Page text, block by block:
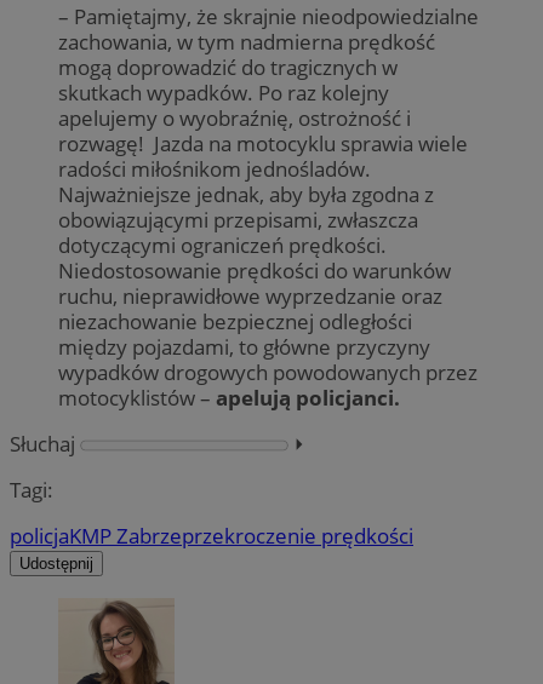
– Pamiętajmy, że skrajnie nieodpowiedzialne
zachowania, w tym nadmierna prędkość
mogą doprowadzić do tragicznych w
skutkach wypadków. Po raz kolejny
apelujemy o wyobraźnię, ostrożność i
rozwagę! Jazda na motocyklu sprawia wiele
radości miłośnikom jednośladów.
Najważniejsze jednak, aby była zgodna z
obowiązującymi przepisami, zwłaszcza
dotyczącymi ograniczeń prędkości.
Niedostosowanie prędkości do warunków
ruchu, nieprawidłowe wyprzedzanie oraz
niezachowanie bezpiecznej odległości
między pojazdami, to główne przyczyny
wypadków drogowych powodowanych przez
motocyklistów – apelują policjanci.
Słuchaj
⏵︎
Tagi:
policjaKMP Zabrzeprzekroczenie prędkości
Udostępnij